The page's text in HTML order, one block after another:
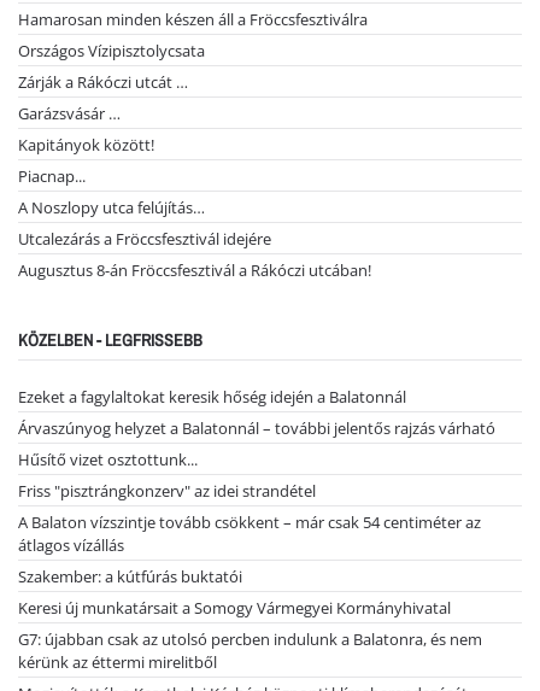
Hamarosan minden készen áll a Fröccsfesztiválra
Országos Vízipisztolycsata
Zárják a Rákóczi utcát …
Garázsvásár …
Kapitányok között!
Piacnap...
A Noszlopy utca felújítás…
Utcalezárás a Fröccsfesztivál idejére
Augusztus 8-án Fröccsfesztivál a Rákóczi utcában!
KÖZELBEN - LEGFRISSEBB
Ezeket a fagylaltokat keresik hőség idején a Balatonnál
Árvaszúnyog helyzet a Balatonnál – további jelentős rajzás várható
Hűsítő vizet osztottunk...
Friss "pisztrángkonzerv" az idei strandétel
A Balaton vízszintje tovább csökkent – már csak 54 centiméter az
átlagos vízállás
Szakember: a kútfúrás buktatói
Keresi új munkatársait a Somogy Vármegyei Kormányhivatal
G7: újabban csak az utolsó percben indulunk a Balatonra, és nem
kérünk az éttermi mirelitből